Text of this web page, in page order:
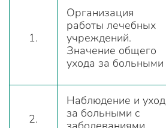
1.
Организация
работы лечебных
учреждений.
Значение общего
ухода за больными
2.
Наблюдение и уход
за больными с